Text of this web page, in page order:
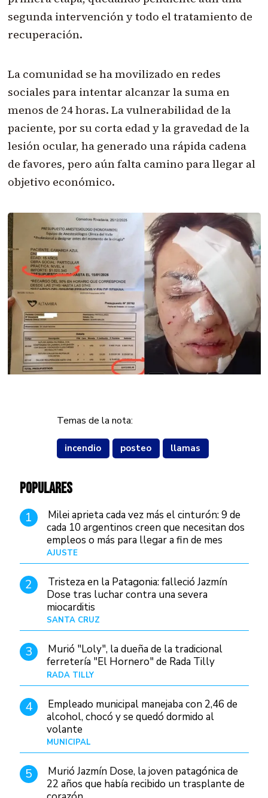
segunda intervención y todo el tratamiento de
recuperación.
La comunidad se ha movilizado en redes
sociales para intentar alcanzar la suma en
menos de 24 horas. La vulnerabilidad de la
paciente, por su corta edad y la gravedad de la
lesión ocular, ha generado una rápida cadena
de favores, pero aún falta camino para llegar al
objetivo económico.
Temas de la nota:
incendio posteo llamas
POPULARES
1
Milei aprieta cada vez más el cinturón: 9 de
cada 10 argentinos creen que necesitan dos
empleos o más para llegar a fin de mes
AJUSTE
2
Tristeza en la Patagonia: falleció Jazmín
Dose tras luchar contra una severa
miocarditis
SANTA CRUZ
3
Murió "Loly", la dueña de la tradicional
ferretería "El Hornero" de Rada Tilly
RADA TILLY
4
Empleado municipal manejaba con 2,46 de
alcohol, chocó y se quedó dormido al
volante
MUNICIPAL
5
Murió Jazmín Dose, la joven patagónica de
22 años que había recibido un trasplante de